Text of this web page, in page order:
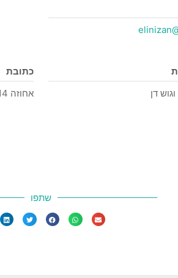
כתובת
אחוזה 188/14 רעננה
דן
שתפו